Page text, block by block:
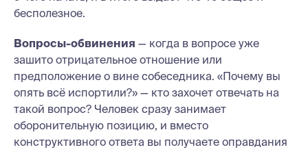
бесполезное.
Вопросы-обвинения — когда в вопросе уже
зашито отрицательное отношение или
предположение о вине собеседника. «Почему вы
опять всё испортили?» — кто захочет отвечать на
такой вопрос? Человек сразу занимает
оборонительную позицию, и вместо
конструктивного ответа вы получаете оправдания